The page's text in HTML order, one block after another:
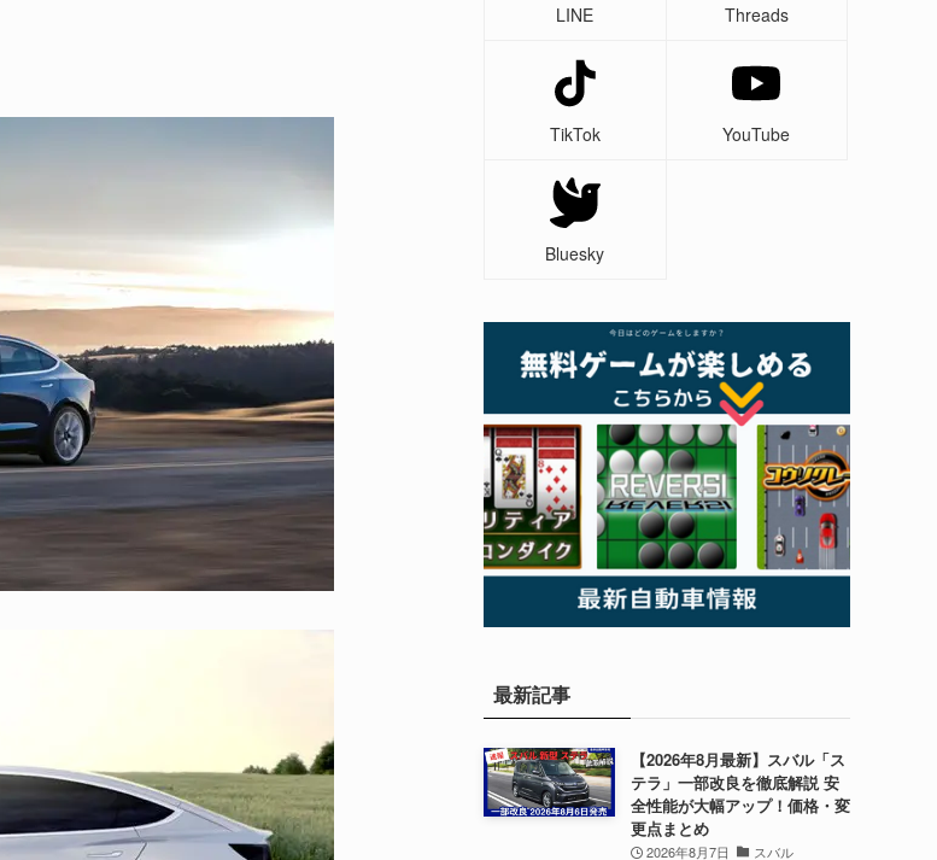
LINE Threads
TikTok YouTube
Bluesky
最新記事
【2026年8月最新】スバル「ス
テラ」一部改良を徹底解説 安
全性能が大幅アップ！価格・変
更点まとめ
2026年8月7日 スバル